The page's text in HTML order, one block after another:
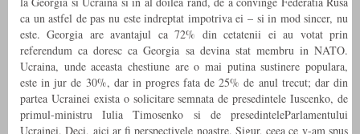
ca un astfel de pas nu este indreptat impotriva ei – si in mod sincer, nu
este. Georgia are avantajul ca 72% din cetatenii ei au votat prin
referendum ca doresc ca Georgia sa devina stat membru in NATO.
Ucraina, unde aceasta chestiune are o mai putina sustinere populara,
este in jur de 30%, dar in progres fata de 25% de anul trecut; dar din
partea Ucrainei exista o solicitare semnata de presedintele Iuscenko, de
primul-ministru Iulia Timosenko si de presedinteleParlamentului
Ucrainei. Deci, aici ar fi perspectivele noastre. Sigur, ceea ce v-am spus